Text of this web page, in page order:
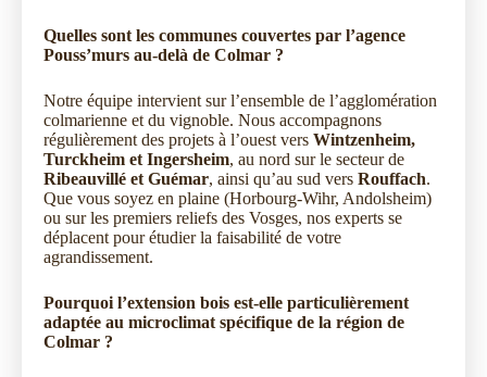
Quelles sont les communes couvertes par l’agence
Pouss’murs au-delà de Colmar ?
Notre équipe intervient sur l’ensemble de l’agglomération
colmarienne et du vignoble. Nous accompagnons
régulièrement des projets à l’ouest vers Wintzenheim,
Turckheim et Ingersheim, au nord sur le secteur de
Ribeauvillé et Guémar, ainsi qu’au sud vers Rouffach.
Que vous soyez en plaine (Horbourg-Wihr, Andolsheim)
ou sur les premiers reliefs des Vosges, nos experts se
déplacent pour étudier la faisabilité de votre
agrandissement.
Pourquoi l’extension bois est-elle particulièrement
adaptée au microclimat spécifique de la région de
Colmar ?